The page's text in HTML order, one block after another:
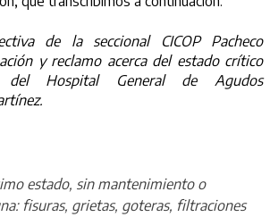
de la seccional CICOP Pacheco
y reclamo acerca del estado crítico
del Hospital General de Agudos
estado, sin mantenimiento o
fisuras, grietas, goteras, filtraciones